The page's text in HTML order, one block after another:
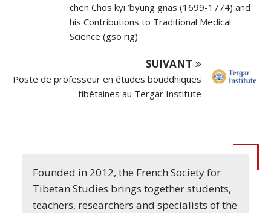
chen Chos kyi ’byung gnas (1699-1774) and
his Contributions to Traditional Medical
Science (gso rig)
SUIVANT
Poste de professeur en études bouddhiques
tibétaines au Tergar Institute
Founded in 2012, the French Society for
Tibetan Studies brings together students,
teachers, researchers and specialists of the